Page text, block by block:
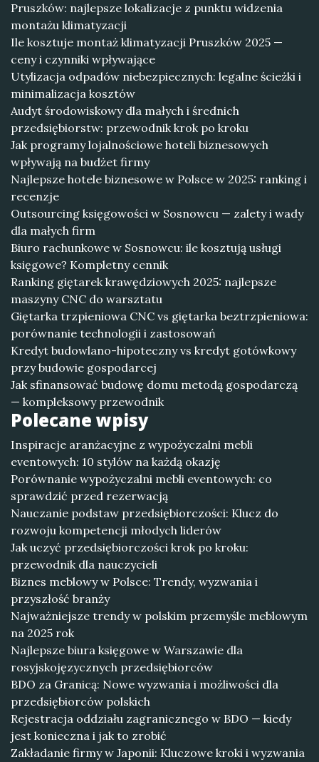
Pruszków: najlepsze lokalizacje z punktu widzenia
montażu klimatyzacji
Ile kosztuje montaż klimatyzacji Pruszków 2025 —
ceny i czynniki wpływające
Utylizacja odpadów niebezpiecznych: legalne ścieżki i
minimalizacja kosztów
Audyt środowiskowy dla małych i średnich
przedsiębiorstw: przewodnik krok po kroku
Jak programy lojalnościowe hoteli biznesowych
wpływają na budżet firmy
Najlepsze hotele biznesowe w Polsce w 2025: ranking i
recenzje
Outsourcing księgowości w Sosnowcu — zalety i wady
dla małych firm
Biuro rachunkowe w Sosnowcu: ile kosztują usługi
księgowe? Kompletny cennik
Ranking giętarek krawędziowych 2025: najlepsze
maszyny CNC do warsztatu
Giętarka trzpieniowa CNC vs giętarka beztrzpieniowa:
porównanie technologii i zastosowań
Kredyt budowlano-hipoteczny vs kredyt gotówkowy
przy budowie gospodarcej
Jak sfinansować budowę domu metodą gospodarczą
— kompleksowy przewodnik
Polecane wpisy
Inspiracje aranżacyjne z wypożyczalni mebli
eventowych: 10 stylów na każdą okazję
Porównanie wypożyczalni mebli eventowych: co
sprawdzić przed rezerwacją
Nauczanie podstaw przedsiębiorczości: Klucz do
rozwoju kompetencji młodych liderów
Jak uczyć przedsiębiorczości krok po kroku:
przewodnik dla nauczycieli
Biznes meblowy w Polsce: Trendy, wyzwania i
przyszłość branży
Najważniejsze trendy w polskim przemyśle meblowym
na 2025 rok
Najlepsze biura księgowe w Warszawie dla
rosyjskojęzycznych przedsiębiorców
BDO za Granicą: Nowe wyzwania i możliwości dla
przedsiębiorców polskich
Rejestracja oddziału zagranicznego w BDO — kiedy
jest konieczna i jak to zrobić
Zakładanie firmy w Japonii: Kluczowe kroki i wyzwania